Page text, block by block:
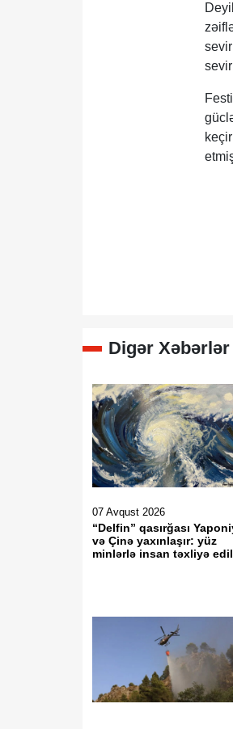
Digər Xəbərlər
07 Avqust 2026
“Delfin” qasırğası
və Çinə yaxınlaşır: yüz
minlərlə insan təxliyə